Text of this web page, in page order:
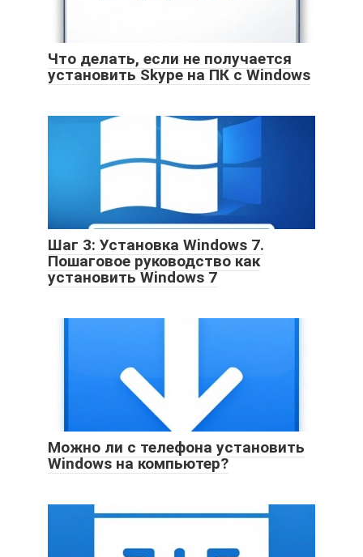
Что делать, если не получается
установить Skype на ПК с Windows
Шаг 3: Установка Windows 7.
Пошаговое руководство как
установить Windows 7
Можно ли с телефона установить
Windows на компьютер?